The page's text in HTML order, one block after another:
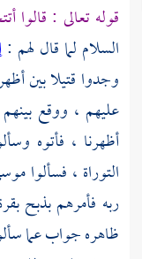
قوله تعالى : قالوا
السلام لما قال لهم :
وجدوا قتيلا بين
عليهم ، ووقع
أظهرنا ، فأتوه
التوراة ، فسألوا
ربه فأمرهم بذبح
ظاهره جواب عما